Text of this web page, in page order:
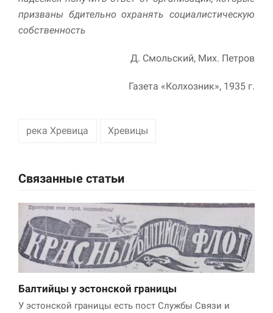
призваны бдительно охранять социалистическую
собственность
Д. Смольский, Мих. Петров
Газета «Колхозник», 1935 г.
река Хревица Хревицы
Связанные статьи
Балтийцы у эстонской границы
У эстонской границы есть пост Службы Связи и